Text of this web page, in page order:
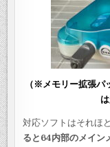
（※メモリー拡張パ
対応ソフトはそれほ
ると64内部のメイン